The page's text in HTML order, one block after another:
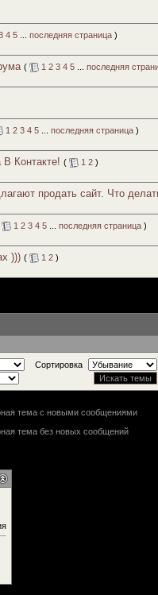
4 5 последняя страница )
( 1 2 3 4 5 последняя
1 2 3 4 5 последняя страница )
В Контакте! ( 1 2 )
продать сайт. Что
1 2 3 4 5 последняя страница )
))) ( 1 2 )
Сортировка
тема с новыми сообщениями
тема без новых сообщений